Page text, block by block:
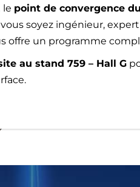
le point de convergence
vous soyez ingénieur,
offre un programme
au stand 759 – Hall G